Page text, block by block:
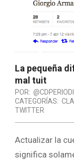
La pequeña
mal tuit
POR:
CATEGORÍAS:
TWITTER
Actualizar la
significa